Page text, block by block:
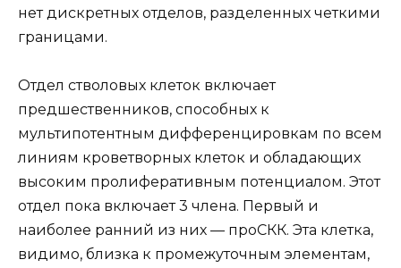
нет дискретных отделов, разделенных четкими
границами.
Отдел стволовых клеток включает
предшественников, способных к
мультипотентным дифференцировкам по всем
линиям кроветворных клеток и обладающих
высоким пролиферативным потенциалом. Этот
отдел пока включает 3 члена. Первый и
наиболее ранний из них — проСКК. Эта клетка,
видимо, близка к промежуточным элементам,